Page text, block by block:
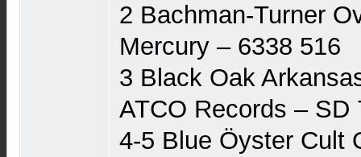
2 Bachman-Turner
Mercury ‎– 6338 516
3 Black Oak
ATCO Records ‎– SD
4-5 Blue Öyster Cult